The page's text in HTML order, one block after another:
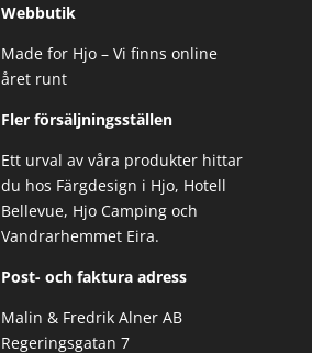
Webbutik
Made for Hjo – Vi finns online
året runt
Fler försäljningsställen
Ett urval av våra produkter hittar
du hos Färgdesign i Hjo, Hotell
Bellevue, Hjo Camping och
Vandrarhemmet Eira.
Post- och faktura adress
Malin & Fredrik Alner AB
Regeringsgatan 7